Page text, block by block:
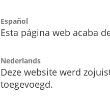
Español
Esta página web acaba
Nederlands
Deze website werd
toegevoegd.